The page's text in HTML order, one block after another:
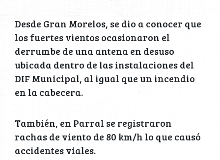
Desde Gran Morelos, se dio a conocer que
los fuertes vientos ocasionaron el
derrumbe de una antena en desuso
ubicada dentro de las instalaciones del
DIF Municipal, al igual que un incendio
en la cabecera.
También, en Parral se registraron
rachas de viento de 80 km/h lo que causó
accidentes viales.